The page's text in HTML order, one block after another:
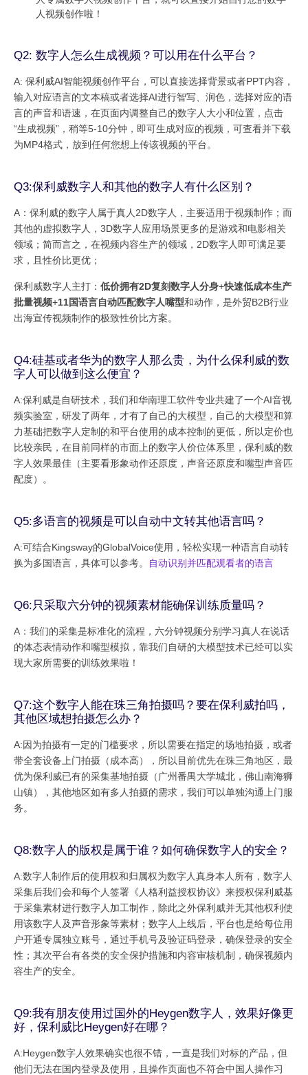
人视频创作啦！
Q2: 数字人怎么生成视频？可以用在什么平台？
A: 保利威AI智能视频创作平台，可以直接选择背景或者PPT内容，
输入对应语言的文本稿或者选择AI进行智写、润色，选择对应的语
言的声音和语速，在页面内调整自己的数字人大小和位置，点击
“生成视频”，稍等5-10分钟，即可生成对应的视频，可查看并下载
为MP4格式，放到任何您想上传该视频的平台。
Q3:保利威数字人和其他的数字人有什么区别？
A：保利威的数字人属于真人2D数字人，主要适用于视频制作；而
其他的虚拟数字人，3D数字人应用场景更多的是游戏和电影相关
领域；简而言之，在视频内容生产的领域，2D数字人即可满足要
求，且性价比更优；
保利威数字人主打： 低价拥有2D复刻数字人分身+快速低成本生产
批量视频+11国语言自动匹配数字人嘴型和动作，是外贸B2B行业
出海宣传视频制作的极致性价比方案。
Q4:硅基或者华为的数字人那么贵，为什么保利威的数
字人可以做到这么便宜？
A:保利威是自研技术，我们和华南理工软件专业共建了一个AI音视
频实验室，研发了两年，才有了自己的大模型，自己的大模型和算
力基础把数字人定制的和平台使用的成本控制的更低，所以定价也
比较亲民，在目前同样的市面上的数字人价位体系里，保利威的数
字人效果最佳（主要看形象动作还原度，声音还原度和嘴型声音匹
配度）。
Q5:多语言的视频是可以自动中文转其他语言吗？
A:可结合Kingsway的GlobalVoice使用，轻松实现一种语言自动转
换为多国语言，具体可以参考。
自动识别并匹配观看者的语言
Q6:只采取六分钟的视频素材能确保训练质量吗？
A：我们的采集是标准化的流程，六分钟视频分别学习真人在说话
的体态表情动作和嘴型模拟，靠我们自研的大模型技术已经可以实
现大家所需要的训练效果啦！
Q7:这个数字人能在珠三角拍摄吗？要在保利威拍吗，
其他区域想拍摄怎么办？
A:因为拍摄有一定的门槛要求，所以需要在指定的场地拍摄，或者
带全套设备上门拍摄（成本高），所以目前优先在珠三角地区，最
优为保利威已有的采集基地拍摄（广州番禺大学城北，佛山南海狮
山镇），其他地区如有多人拍摄的需求，我们可以单独沟通上门服
务。
Q8:数字人的版权是属于谁？如何确保数字人的安全？
A:数字人制作后的使用权和归属权为数字人真身本人所有，数字人
采集后我们会和每个人签署《人格利益授权协议》来授权保利威基
于采集素材进行数字人加工制作，除此之外保利威并无其他权利使
用该数字人及声音形象等素材；数字人上线后，平台也是给每位用
户开通专属独立账号，通过手机号及验证码登录，确保登录的安全
性；其次平台有各类的安全保护措施和内容审核机制，确保视频内
容生产的安全。
Q9:我有朋友使用过国外的Heygen数字人，效果好像更
好，保利威比Heygen好在哪？
A:Heygen数字人效果确实也很不错，一直是我们对标的产品，但
他们无法在国内登录及使用，且操作页面也不符合中国人操作习